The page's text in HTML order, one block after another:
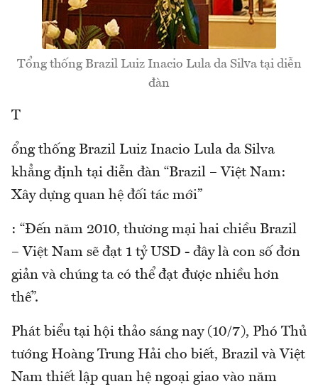
Tổng thống Brazil Luiz Inacio Lula da Silva tại diễn
đàn
T
ổng thống Brazil Luiz Inacio Lula da Silva
khẳng định tại diễn đàn “Brazil – Việt Nam:
Xây dựng quan hệ đối tác mới”
: “Đến năm 2010, thương mại hai chiều Brazil
– Việt Nam sẽ đạt 1 tỷ USD - đây là con số đơn
giản và chúng ta có thể đạt được nhiều hơn
thế”.
Phát biểu tại hội thảo sáng nay (10/7), Phó Thủ
tướng Hoàng Trung Hải cho biết, Brazil và Việt
Nam thiết lập quan hệ ngoại giao vào năm